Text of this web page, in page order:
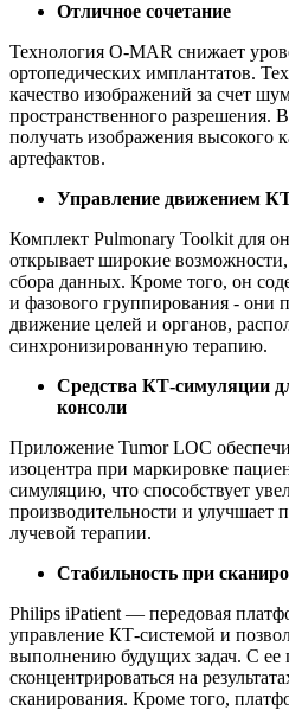
Отличное сочетание
Технология O-MAR снижает
ортопедических имплантатов.
качество изображений за счет
пространственного разрешения.
получать изображения высокого
артефактов.
Управление движением
Комплект Pulmonary Toolkit для
открывает широкие
сбора данных. Кроме того, он
и фазового группирования - они
движение целей и органов,
синхронизированную терапию.
Средства КТ-симуляции
консоли
Приложение Tumor LOC
изоцентра при маркировке
симуляцию, что способствует
производительности и улучшает
лучевой терапии.
Стабильность при
Philips iPatient — передовая
управление КТ-системой и
выполнению будущих задач. С
сконцентрироваться на
сканирования. Кроме того,